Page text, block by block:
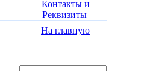
Контакты и
Реквизиты
На главную